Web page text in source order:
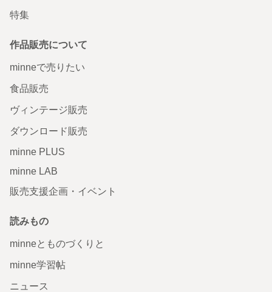
特集
作品販売について
minneで売りたい
食品販売
ヴィンテージ販売
ダウンロード販売
minne PLUS
minne LAB
販売支援企画・イベント
読みもの
minneとものづくりと
minne学習帖
ニュース